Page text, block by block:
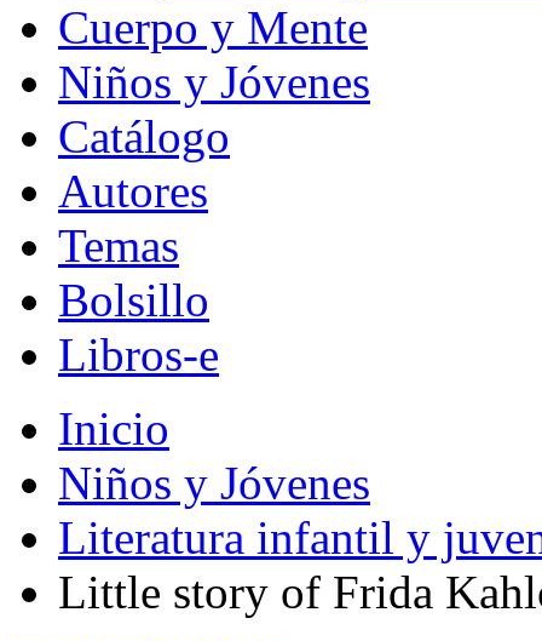
Cuerpo y Mente
Niños y Jóvenes
Catálogo
Autores
Temas
Bolsillo
Libros-e
Inicio
Niños y Jóvenes
Literatura infantil y
Little story of Frida